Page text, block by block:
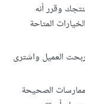
وقرر أنه
المتاحة
العميل واشترى
الصحيحة